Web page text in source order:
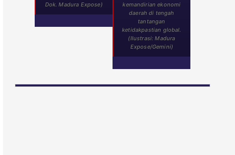
Dok. Madura Expose)
kemandirian ekonomi
daerah di tengah
tantangan
ketidakpastian global.
(Ilustrasi: Madura
Expose/Gemini)